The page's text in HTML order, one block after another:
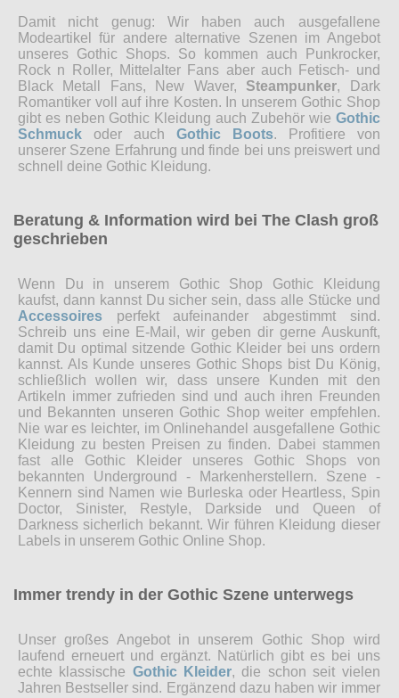
Damit nicht genug: Wir haben auch ausgefallene
Modeartikel für andere alternative Szenen im Angebot
unseres Gothic Shops. So kommen auch Punkrocker,
Rock n Roller, Mittelalter Fans aber auch Fetisch- und
Black Metall Fans, New Waver, Steampunker, Dark
Romantiker voll auf ihre Kosten. In unserem Gothic Shop
gibt es neben Gothic Kleidung auch Zubehör wie Gothic
Schmuck oder auch Gothic Boots. Profitiere von
unserer Szene Erfahrung und finde bei uns preiswert und
schnell deine Gothic Kleidung.
Beratung & Information wird bei The Clash groß
geschrieben
Wenn Du in unserem Gothic Shop Gothic Kleidung
kaufst, dann kannst Du sicher sein, dass alle Stücke und
Accessoires perfekt aufeinander abgestimmt sind.
Schreib uns eine E-Mail, wir geben dir gerne Auskunft,
damit Du optimal sitzende Gothic Kleider bei uns ordern
kannst. Als Kunde unseres Gothic Shops bist Du König,
schließlich wollen wir, dass unsere Kunden mit den
Artikeln immer zufrieden sind und auch ihren Freunden
und Bekannten unseren Gothic Shop weiter empfehlen.
Nie war es leichter, im Onlinehandel ausgefallene Gothic
Kleidung zu besten Preisen zu finden. Dabei stammen
fast alle Gothic Kleider unseres Gothic Shops von
bekannten Underground - Markenherstellern. Szene -
Kennern sind Namen wie Burleska oder Heartless, Spin
Doctor, Sinister, Restyle, Darkside und Queen of
Darkness sicherlich bekannt. Wir führen Kleidung dieser
Labels in unserem Gothic Online Shop.
Immer trendy in der Gothic Szene unterwegs
Unser großes Angebot in unserem Gothic Shop wird
laufend erneuert und ergänzt. Natürlich gibt es bei uns
echte klassische Gothic Kleider, die schon seit vielen
Jahren Bestseller sind. Ergänzend dazu haben wir immer